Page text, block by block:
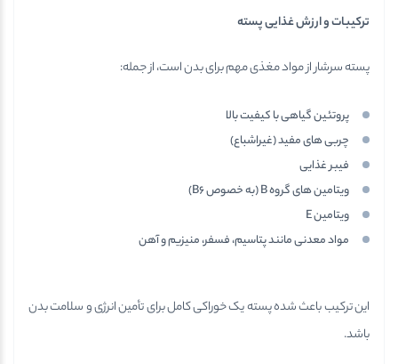
ترکیبات و ارزش غذایی پسته
پسته سرشار از مواد مغذی مهم برای بدن است، از جمله:
پروتئین گیاهی با کیفیت بالا
چربی های مفید (غیراشباع)
فیبر غذایی
ویتامین های گروه B (به خصوص B6)
ویتامین E
مواد معدنی مانند پتاسیم، فسفر، منیزیم و آهن
این ترکیب باعث شده پسته یک خوراکی کامل برای تأمین انرژی و سلامت بدن
باشد.